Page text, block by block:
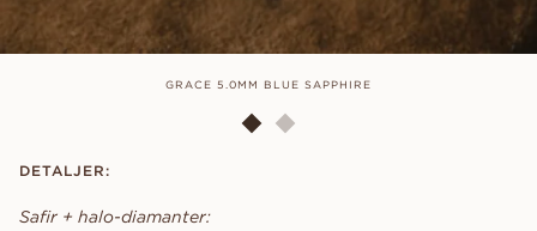
GRACE 5.0MM BLUE SAPPHIRE
DETALJER:
Safir + halo-diamanter: